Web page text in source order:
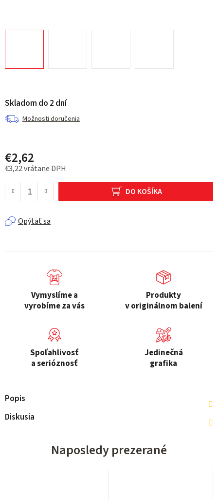
Skladom do 2 dní
Možnosti doručenia
€2,62
€3,22 vrátane DPH
DO KOŠÍKA
Opýtať sa
Vymyslíme a
vyrobíme za vás
Produkty
v originálnom balení
Spoľahlivosť
a serióznosť
Jedinečná
grafika
Popis
Diskusia
Naposledy prezerané